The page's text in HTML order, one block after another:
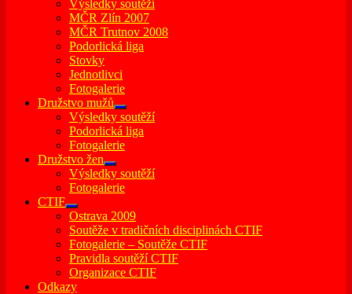
Výsledky soutěží
MČR Zlín 2007
MČR Trutnov 2008
Podorlická liga
Stovky
Jednotlivci
Fotogalerie
Družstvo mužů
expand
child
menu
Výsledky soutěží
Podorlická liga
Fotogalerie
Družstvo žen
expand
child
menu
Výsledky soutěží
Fotogalerie
CTIF
expand
child
menu
Ostrava 2009
Soutěže v tradičních disciplinách CTIF
Fotogalerie – Soutěže CTIF
Pravidla soutěží CTIF
Organizace CTIF
Odkazy